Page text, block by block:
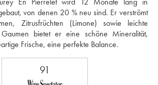
von denen 20 % neu sind. Er verströmt
Zitrusfrüchten (Limone) sowie leichte
bietet er eine schöne Mineralität,
Frische, eine perfekte Balance.
91